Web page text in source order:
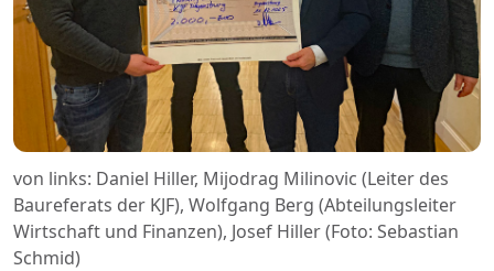
von links: Daniel Hiller, Mijodrag Milinovic (Leiter des
Baureferats der KJF), Wolfgang Berg (Abteilungsleiter
Wirtschaft und Finanzen), Josef Hiller (Foto: Sebastian
Schmid)